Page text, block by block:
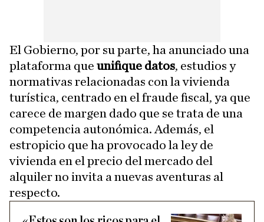
El Gobierno, por su parte, ha anunciado una
plataforma que unifique datos, estudios y
normativas relacionadas con la vivienda
turística, centrado en el fraude fiscal, ya que
carece de margen dado que se trata de una
competencia autonómica. Además, el
estropicio que ha provocado la ley de
vivienda en el precio del mercado del
alquiler no invita a nuevas aventuras al
respecto.